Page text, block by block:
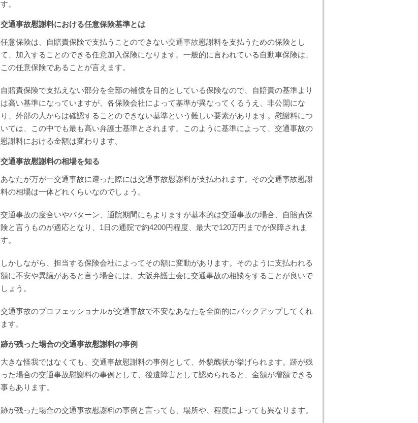
す。
交通事故慰謝料における任意保険基準とは
任意保険は、自賠責保険で支払うことのできない交通事故慰謝料を支払うための保険とし
て、加入することのできる任意加入保険になります。一般的に言われている自動車保険は、
この任意保険であることが言えます。
自賠責保険で支払えない部分を全部の補償を目的としている保険なので、自賠責の基準より
は高い基準になっていますが、各保険会社によって基準が異なってくるうえ、非公開にな
り、外部の人からは確認することのできない基準という難しい要素があります。慰謝料につ
いては、この中でも最も高い弁護士基準とされます。このように基準によって、交通事故の
慰謝料における金額は変わります。
交通事故慰謝料の相場を知る
あなたが万が一交通事故に遭った際には交通事故慰謝料が支払われます。その交通事故慰謝
料の相場は一体どれくらいなのでしょう。
交通事故の度合いやパターン、通院期間にもよりますが基本的は交通事故の場合、自賠責保
険と言うものが適応となり、1日の通院で約4200円程度、最大で120万円までが保障されま
す。
しかしながら、担当する保険会社によってその額に変動があります。そのように支払われる
額に不安や異議があると言う場合には、大阪弁護士会に交通事故の相談をすることが良いで
しょう。
交通事故のプロフェッショナルが交通事故で不安なあなたを全面的にバックアップしてくれ
ます。
跡が残った場合の交通事故慰謝料の事例
大きな怪我ではなくても、交通事故慰謝料の事例として、外貌醜状が挙げられます。跡が残
った場合の交通事故慰謝料の事例として、後遺障害として認められると、金額が増額できる
事もあります。
跡が残った場合の交通事故慰謝料の事例と言っても、場所や、程度によっても異なります。